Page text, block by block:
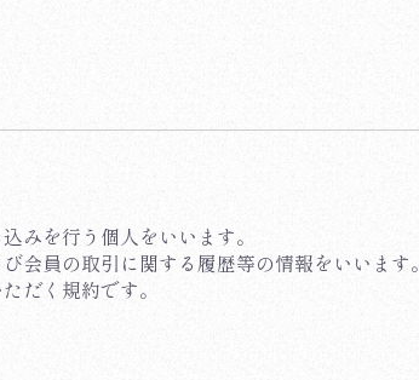
みを行う個人をいいます。
会員の取引に関する履歴等の情報をいいます。
だく規約です。